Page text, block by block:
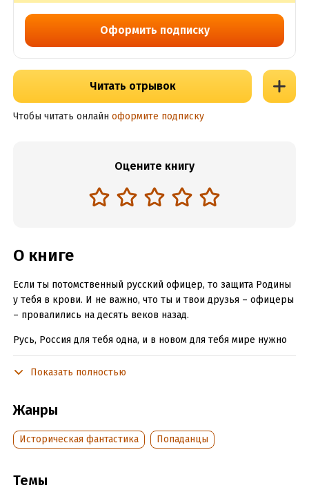
Оформить подписку
Читать отрывок
Чтобы читать онлайн оформите подписку
Оцените книгу
О книге
Если ты потомственный русский офицер, то защита Родины
у тебя в крови. И не важно, что ты и твои друзья – офицеры
– провалились на десять веков назад.
Русь, Россия для тебя одна, и в новом для тебя мире нужно
Дата написания:
Объем:715157
Дата поступления:
Показать полностью
Жанры
Историческая фантастика Попаданцы
Темы